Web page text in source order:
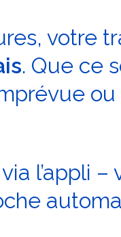
votre
. Que ce
l’appli –